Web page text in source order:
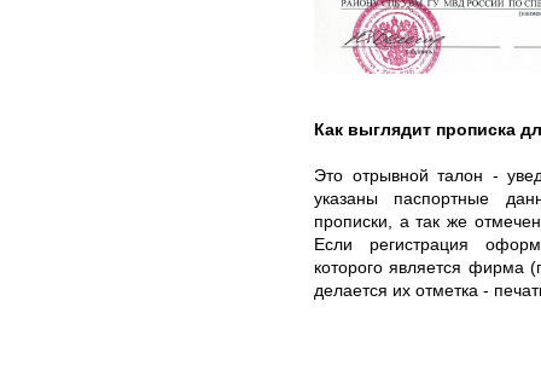
Как выглядит прописка
Это отрывной талон -
указаны паспортные
прописки, а так же
Если регистрация
которого является фирма
делается их отметка -